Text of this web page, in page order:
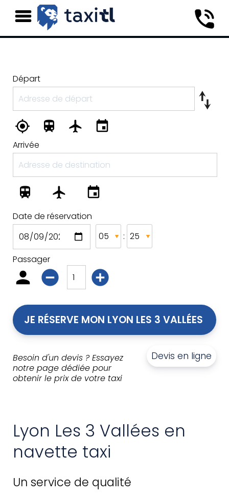
Départ
Arrivée
Date de réservation
:
Passager
Besoin d'un devis ? Essayez
notre page dédiée pour
obtenir le prix de votre taxi
Devis en ligne
Lyon Les 3 Vallées en
navette taxi
Un service de qualité